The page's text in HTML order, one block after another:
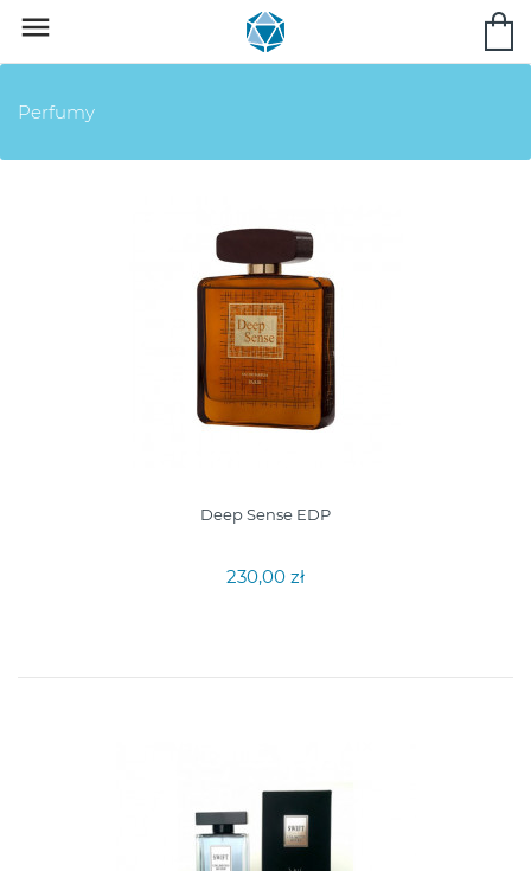

Perfumy
Deep Sense EDP
230,00 zł